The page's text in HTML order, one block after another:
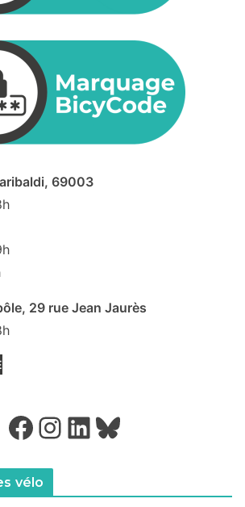
69003
29 rue Jean Jaurès
Facebook Instagram LinkedIn Bluesky
vélo